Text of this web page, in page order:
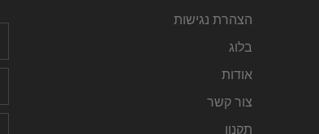
הצהרת נגישות
בלוג
אודות
צור קשר
תקנון